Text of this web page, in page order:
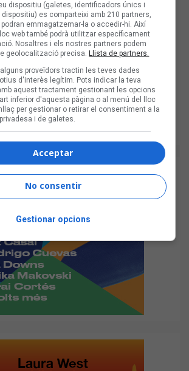
dispositiu (galetes, identificadors únics i
es comparteixi amb 210 partners,
emmagatzemar-la o accedir-hi. Així
web també podrà utilitzar específicament
Nosaltres i els nostres partners podem
geolocalització precisa. Llista de partners.
proveïdors tractin les teves dades
d'interès legítim. Pots indicar la teva
aquest tractament gestionant les opcions
inferior d'aquesta pàgina o al menú del lloc
per gestionar o retirar el consentiment a la
i de galetes.
Acceptar
No consentir
Gestionar opcions